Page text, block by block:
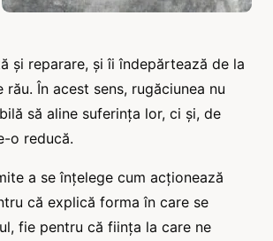
și reparare, și îi îndepărtează de la
rău. În acest sens, rugăciunea nu
să aline suferința lor, ci și, de
o reducă.
a se înțelege cum acționează
că explică forma în care se
fie pentru că ființa la care ne